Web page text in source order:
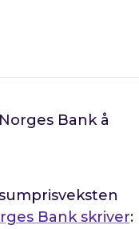
Bank å
Bank skriver: